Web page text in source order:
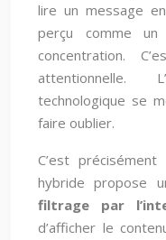
lire un message
perçu comme
concentration.
attentionnelle.
technologique se
faire oublier.
C’est
hybride propose
filtrage par
d’afficher le